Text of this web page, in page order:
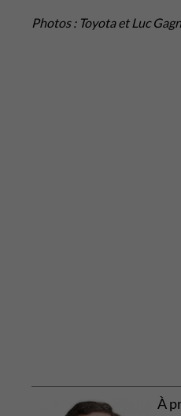
Photos : Toyota et Luc
À